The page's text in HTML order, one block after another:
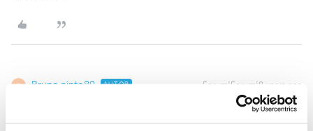
B Bruno pinto89 AUTOR Forum|Forum|8 years ago